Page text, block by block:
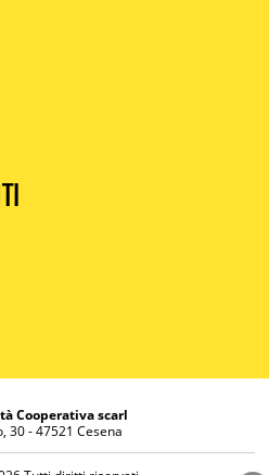
Cooperativa scarl
30 - 47521 Cesena